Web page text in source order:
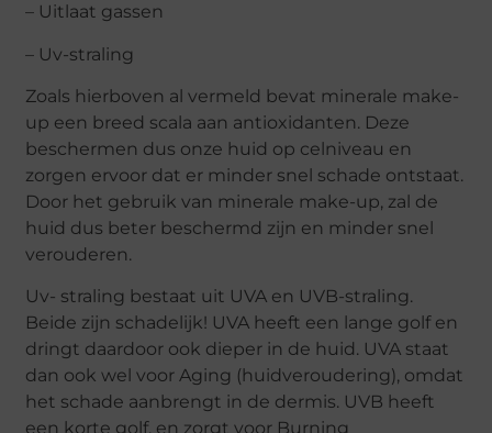
– Uitlaat gassen
– Uv-straling
Zoals hierboven al vermeld bevat minerale make-
up een breed scala aan antioxidanten. Deze
beschermen dus onze huid op celniveau en
zorgen ervoor dat er minder snel schade ontstaat.
Door het gebruik van minerale make-up, zal de
huid dus beter beschermd zijn en minder snel
verouderen.
Uv- straling bestaat uit UVA en UVB-straling.
Beide zijn schadelijk! UVA heeft een lange golf en
dringt daardoor ook dieper in de huid. UVA staat
dan ook wel voor Aging (huidveroudering), omdat
het schade aanbrengt in de dermis. UVB heeft
een korte golf, en zorgt voor Burning